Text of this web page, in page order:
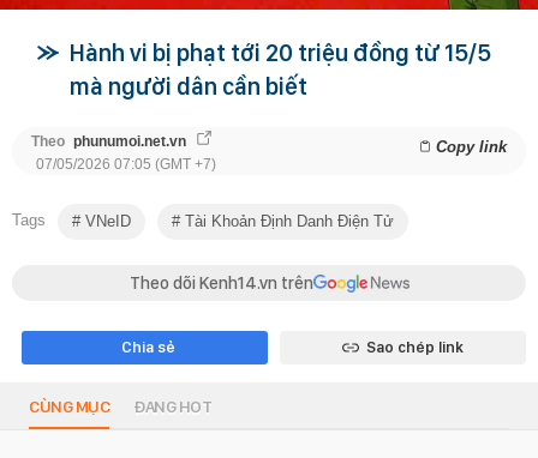
Hành vi bị phạt tới 20 triệu đồng từ 15/5
mà người dân cần biết
Theo phunumoi.net.vn Copy link
07/05/2026 07:05 (GMT +7)
Tags VNeID Tài Khoản Định Danh Điện Tử
Theo dõi Kenh14.vn trên
Chia sẻ Sao chép link
CÙNG MỤC ĐANG HOT